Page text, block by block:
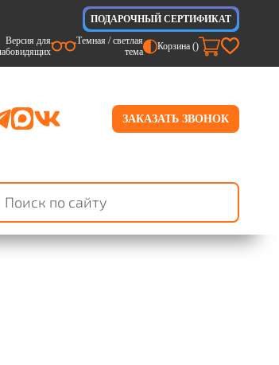
ПОДАРОЧНЫЙ СЕРТИФИКАТ
Версия для
Темная / светлая
тема
Корзина ()
ЗАКАЗАТЬ ЗВОНОК